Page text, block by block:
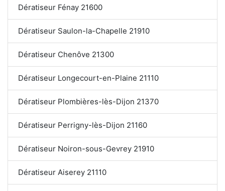
Dératiseur Fénay 21600
Dératiseur Saulon-la-Chapelle 21910
Dératiseur Chenôve 21300
Dératiseur Longecourt-en-Plaine 21110
Dératiseur Plombières-lès-Dijon 21370
Dératiseur Perrigny-lès-Dijon 21160
Dératiseur Noiron-sous-Gevrey 21910
Dératiseur Aiserey 21110